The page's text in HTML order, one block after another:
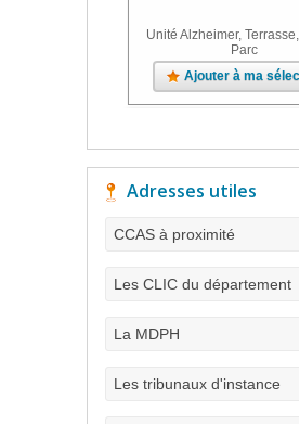
Unité Alzheimer,
Parc
Ajouter à ma
Adresses utiles
CCAS à proximité
Les CLIC du département
La MDPH
Les tribunaux d'instance